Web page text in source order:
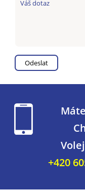
Máte
+420